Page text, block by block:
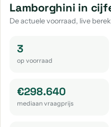
Lamborghini in
De actuele voorraad, live
3
op voorraad
€298.640
mediaan vraagprijs